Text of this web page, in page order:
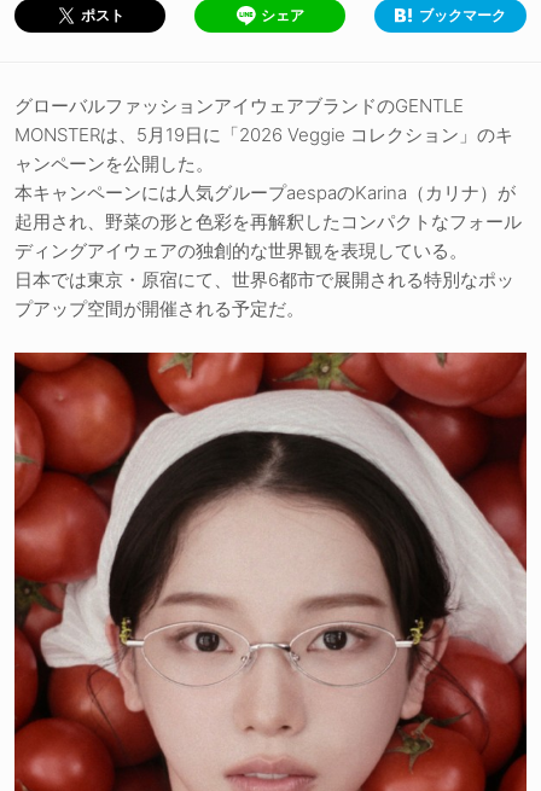
ポスト シェア ブックマーク
グローバルファッションアイウェアブランドのGENTLE
MONSTERは、5月19日に「2026 Veggie コレクション」のキ
ャンペーンを公開した。
本キャンペーンには人気グループaespaのKarina（カリナ）が
起用され、野菜の形と色彩を再解釈したコンパクトなフォール
ディングアイウェアの独創的な世界観を表現している。
日本では東京・原宿にて、世界6都市で展開される特別なポッ
プアップ空間が開催される予定だ。